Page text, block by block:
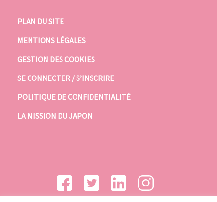
PLAN DU SITE
MENTIONS LÉGALES
GESTION DES COOKIES
SE CONNECTER / S’INSCRIRE
POLITIQUE DE CONFIDENTIALITÉ
LA MISSION DU JAPON